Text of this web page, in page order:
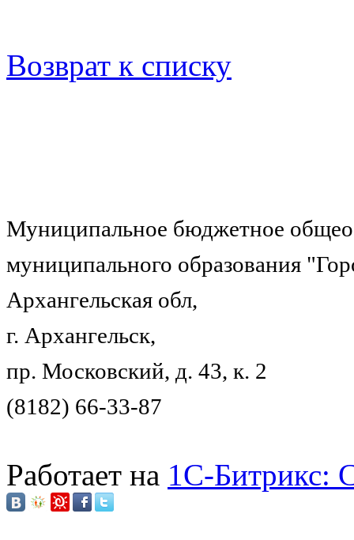
Возврат к списку
Муниципальное бюджетное
муниципального образования
Архангельская обл,
г. Архангельск,
пр. Московский, д. 43, к. 2
(8182) 66-33-87
Работает на 1C-Битрикс: